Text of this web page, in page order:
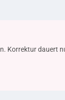
Korrektur dauert